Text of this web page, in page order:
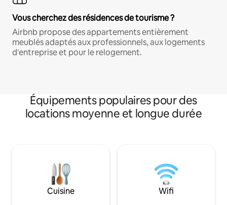
Vous cherchez des résidences de tourisme ?
Airbnb propose des appartements entièrement
meublés adaptés aux professionnels, aux logements
d'entreprise et pour le relogement.
Équipements populaires pour des
locations moyenne et longue durée
Cuisine Wifi